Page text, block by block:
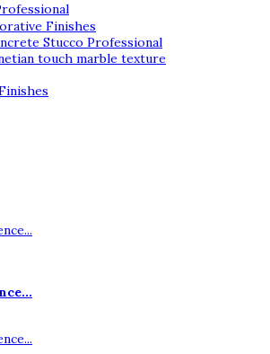
Finishes
Stucco Professional
touch marble texture